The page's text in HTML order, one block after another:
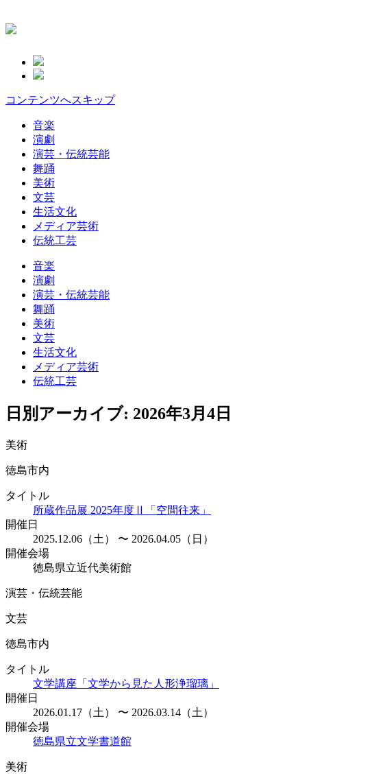
コンテンツへスキップ
音楽
演劇
演芸・伝統芸能
舞踊
美術
文芸
生活文化
メディア芸術
伝統工芸
音楽
演劇
演芸・伝統芸能
舞踊
美術
文芸
生活文化
メディア芸術
伝統工芸
日別アーカイブ: 2026年3月4日
美術
徳島市内
タイトル
所蔵作品展 2025年度Ⅱ「空間往来」
開催日
2025.12.06（土） 〜 2026.04.05（日）
開催会場
徳島県立近代美術館
演芸・伝統芸能
文芸
徳島市内
タイトル
文学講座「文学から見た人形浄瑠璃」
開催日
2026.01.17（土） 〜 2026.03.14（土）
開催会場
徳島県立文学書道館
美術